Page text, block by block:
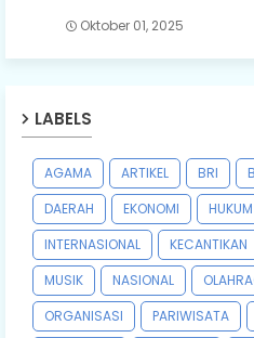
Oktober 01, 2025
LABELS
AGAMA ARTIKEL BRI
DAERAH
EKONOMI HUKUM
INTERNASIONAL
KECANTIKAN
MUSIK
NASIONAL
ORGANISASI
PARIWISATA